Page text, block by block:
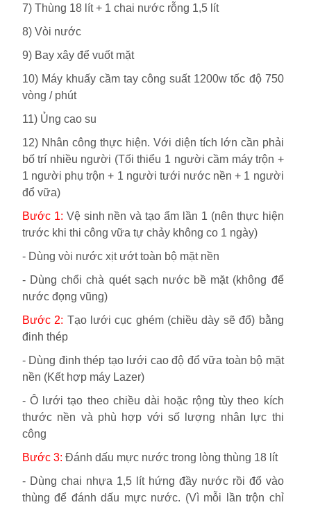
7) Thùng 18 lít + 1 chai nước rỗng 1,5 lít
8) Vòi nước
9) Bay xây để vuốt mặt
10) Máy khuấy cầm tay công suất 1200w tốc độ 750
vòng / phút
11) Ủng cao su
12) Nhân công thực hiện. Với diện tích lớn cần phải
bố trí nhiều người (Tối thiểu 1 người cầm máy trộn +
1 người phụ trộn + 1 người tưới nước nền + 1 người
đổ vữa)
Bước 1: Vệ sinh nền và tạo ẩm lần 1 (nên thực hiện
trước khi thi công vữa tự chảy không co 1 ngày)
- Dùng vòi nước xịt ướt toàn bộ mặt nền
- Dùng chổi chà quét sạch nước bề mặt (không để
nước đọng vũng)
Bước 2: Tạo lưới cục ghém (chiều dày sẽ đổ) bằng
đinh thép
- Dùng đinh thép tạo lưới cao độ đổ vữa toàn bộ mặt
nền (Kết hợp máy Lazer)
-Ô lưới tạo theo chiều dài hoặc rộng tùy theo kích
thước nền và phù hợp với số lượng nhân lực thi
công
Bước 3: Đánh dấu mực nước trong lòng thùng 18 lít
- Dùng chai nhựa 1,5 lít hứng đầy nước rồi đổ vào
thùng để đánh dấu mực nước. (Vì mỗi lần trộn chỉ